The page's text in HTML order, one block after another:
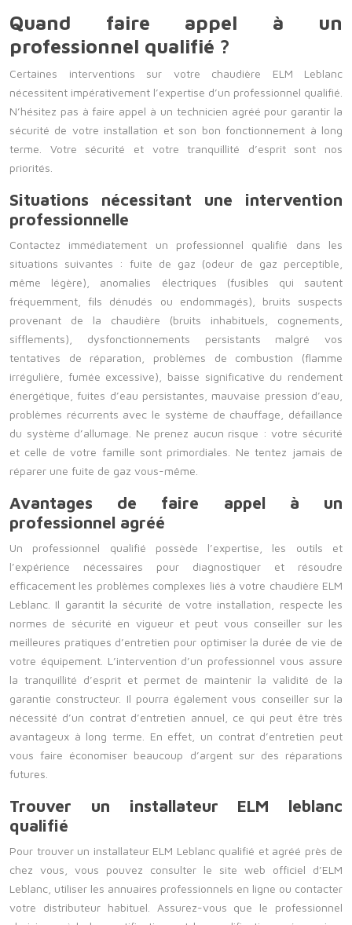
Quand faire appel à un
professionnel qualifié ?
Certaines interventions sur votre chaudière ELM Leblanc
nécessitent impérativement l’expertise d’un professionnel qualifié.
N’hésitez pas à faire appel à un technicien agréé pour garantir la
sécurité de votre installation et son bon fonctionnement à long
terme. Votre sécurité et votre tranquillité d’esprit sont nos
priorités.
Situations nécessitant une intervention
professionnelle
Contactez immédiatement un professionnel qualifié dans les
situations suivantes : fuite de gaz (odeur de gaz perceptible,
même légère), anomalies électriques (fusibles qui sautent
fréquemment, fils dénudés ou endommagés), bruits suspects
provenant de la chaudière (bruits inhabituels, cognements,
sifflements), dysfonctionnements persistants malgré vos
tentatives de réparation, problèmes de combustion (flamme
irrégulière, fumée excessive), baisse significative du rendement
énergétique, fuites d’eau persistantes, mauvaise pression d’eau,
problèmes récurrents avec le système de chauffage, défaillance
du système d’allumage. Ne prenez aucun risque : votre sécurité
et celle de votre famille sont primordiales. Ne tentez jamais de
réparer une fuite de gaz vous-même.
Avantages de faire appel à un
professionnel agréé
Un professionnel qualifié possède l’expertise, les outils et
l’expérience nécessaires pour diagnostiquer et résoudre
efficacement les problèmes complexes liés à votre chaudière ELM
Leblanc. Il garantit la sécurité de votre installation, respecte les
normes de sécurité en vigueur et peut vous conseiller sur les
meilleures pratiques d’entretien pour optimiser la durée de vie de
votre équipement. L’intervention d’un professionnel vous assure
la tranquillité d’esprit et permet de maintenir la validité de la
garantie constructeur. Il pourra également vous conseiller sur la
nécessité d’un contrat d’entretien annuel, ce qui peut être très
avantageux à long terme. En effet, un contrat d’entretien peut
vous faire économiser beaucoup d’argent sur des réparations
futures.
Trouver un installateur ELM leblanc
qualifié
Pour trouver un installateur ELM Leblanc qualifié et agréé près de
chez vous, vous pouvez consulter le site web officiel d’ELM
Leblanc, utiliser les annuaires professionnels en ligne ou contacter
votre distributeur habituel. Assurez-vous que le professionnel